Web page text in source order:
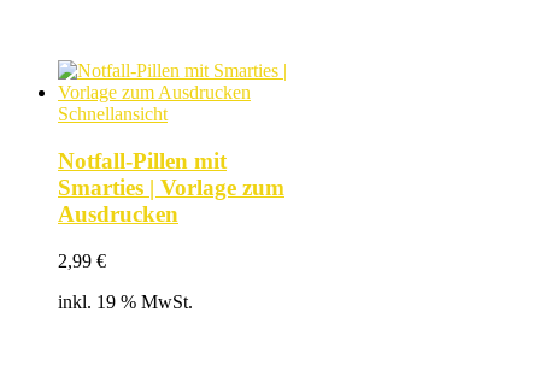
Schnellansicht
Notfall-Pillen mit
Smarties | Vorlage zum
Ausdrucken
2,99 €
inkl. 19 % MwSt.